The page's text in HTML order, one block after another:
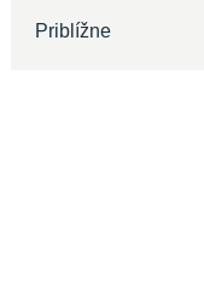
Priblížne